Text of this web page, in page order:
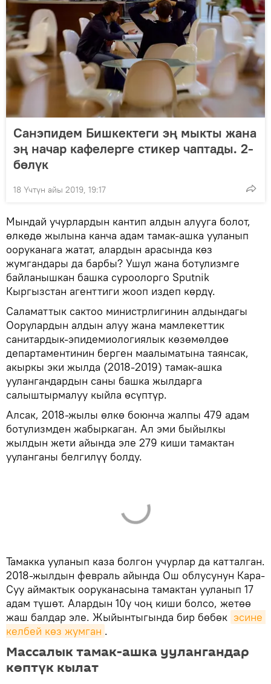
Санэпидем Бишкектеги эң мыкты жана
эң начар кафелерге стикер чаптады. 2-
бөлүк
18 Үчтүн айы 2019, 19:17
Мындай учурлардын кантип алдын алууга болот,
өлкөдө жылына канча адам тамак-ашка ууланып
ооруканага жатат, алардын арасында көз
жумгандары да барбы? Ушул жана ботулизмге
байланышкан башка суроолорго Sputnik
Кыргызстан агенттиги жооп издеп көрдү.
Саламаттык сактоо министрлигинин алдындагы
Оорулардын алдын алуу жана мамлекеттик
санитардык-эпидемиологиялык көзөмөлдөө
департаментинин берген маалыматына таянсак,
акыркы эки жылда (2018-2019) тамак-ашка
уулангандардын саны башка жылдарга
салыштырмалуу кыйла өсүптүр.
Алсак, 2018-жылы өлкө боюнча жалпы 479 адам
ботулизмден жабыркаган. Ал эми быйылкы
жылдын жети айында эле 279 киши тамактан
ууланганы белгилүү болду.
Тамакка ууланып каза болгон учурлар да катталган.
2018-жылдын февраль айында Ош облусунун Кара-
Суу аймактык ооруканасына тамактан ууланып 17
адам түшөт. Алардын 10у чоң киши болсо, жетөө
жаш балдар эле. Жыйынтыгында бир бөбөк эсине
келбей көз жумган .
Массалык тамак-ашка уулангандар
көптүк кылат